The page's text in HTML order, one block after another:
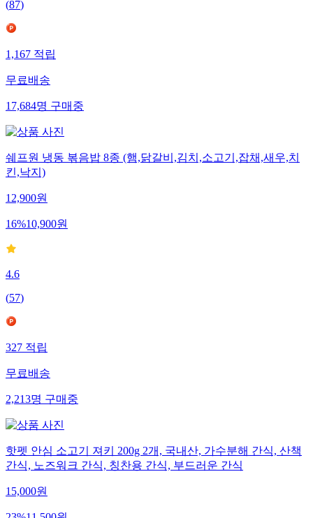
(87)
1,167적립
무료배송
17,684명구매중
쉐프원 냉동 볶음밥 8종 (햄,닭갈비,김치,소고기,잡채,새우,치
킨,낙지)
12,900원
16%10,900원
4.6
(57)
327적립
무료배송
2,213명구매중
핫펫 안심 소고기 져키 200g 2개, 국내산, 가수분해 간식, 산책
간식, 노즈워크 간식, 칭찬용 간식, 부드러운 간식
15,000원